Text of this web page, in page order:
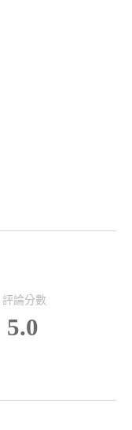
評論分數
5.0